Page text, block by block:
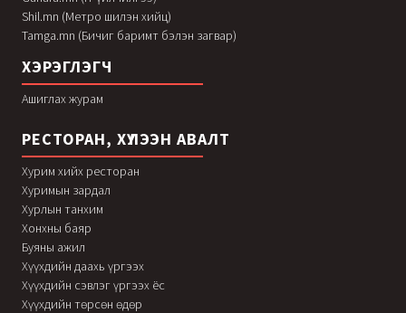
Shil.mn (Метро шилэн хийц)
Tamga.mn (Бичиг баримт бэлэн загвар)
ХЭРЭГЛЭГЧ
Ашиглах журам
РЕСТОРАН, ХҮЛЭЭН АВАЛТ
Хурим хийх ресторан
Хуримын зардал
Хурлын танхим
Хонхны баяр
Буяны ажил
Хүүхдийн даахь үргээх
Хүүхдийн сэвлэг үргээх ёс
Хүүхдийн төрсөн өдөр